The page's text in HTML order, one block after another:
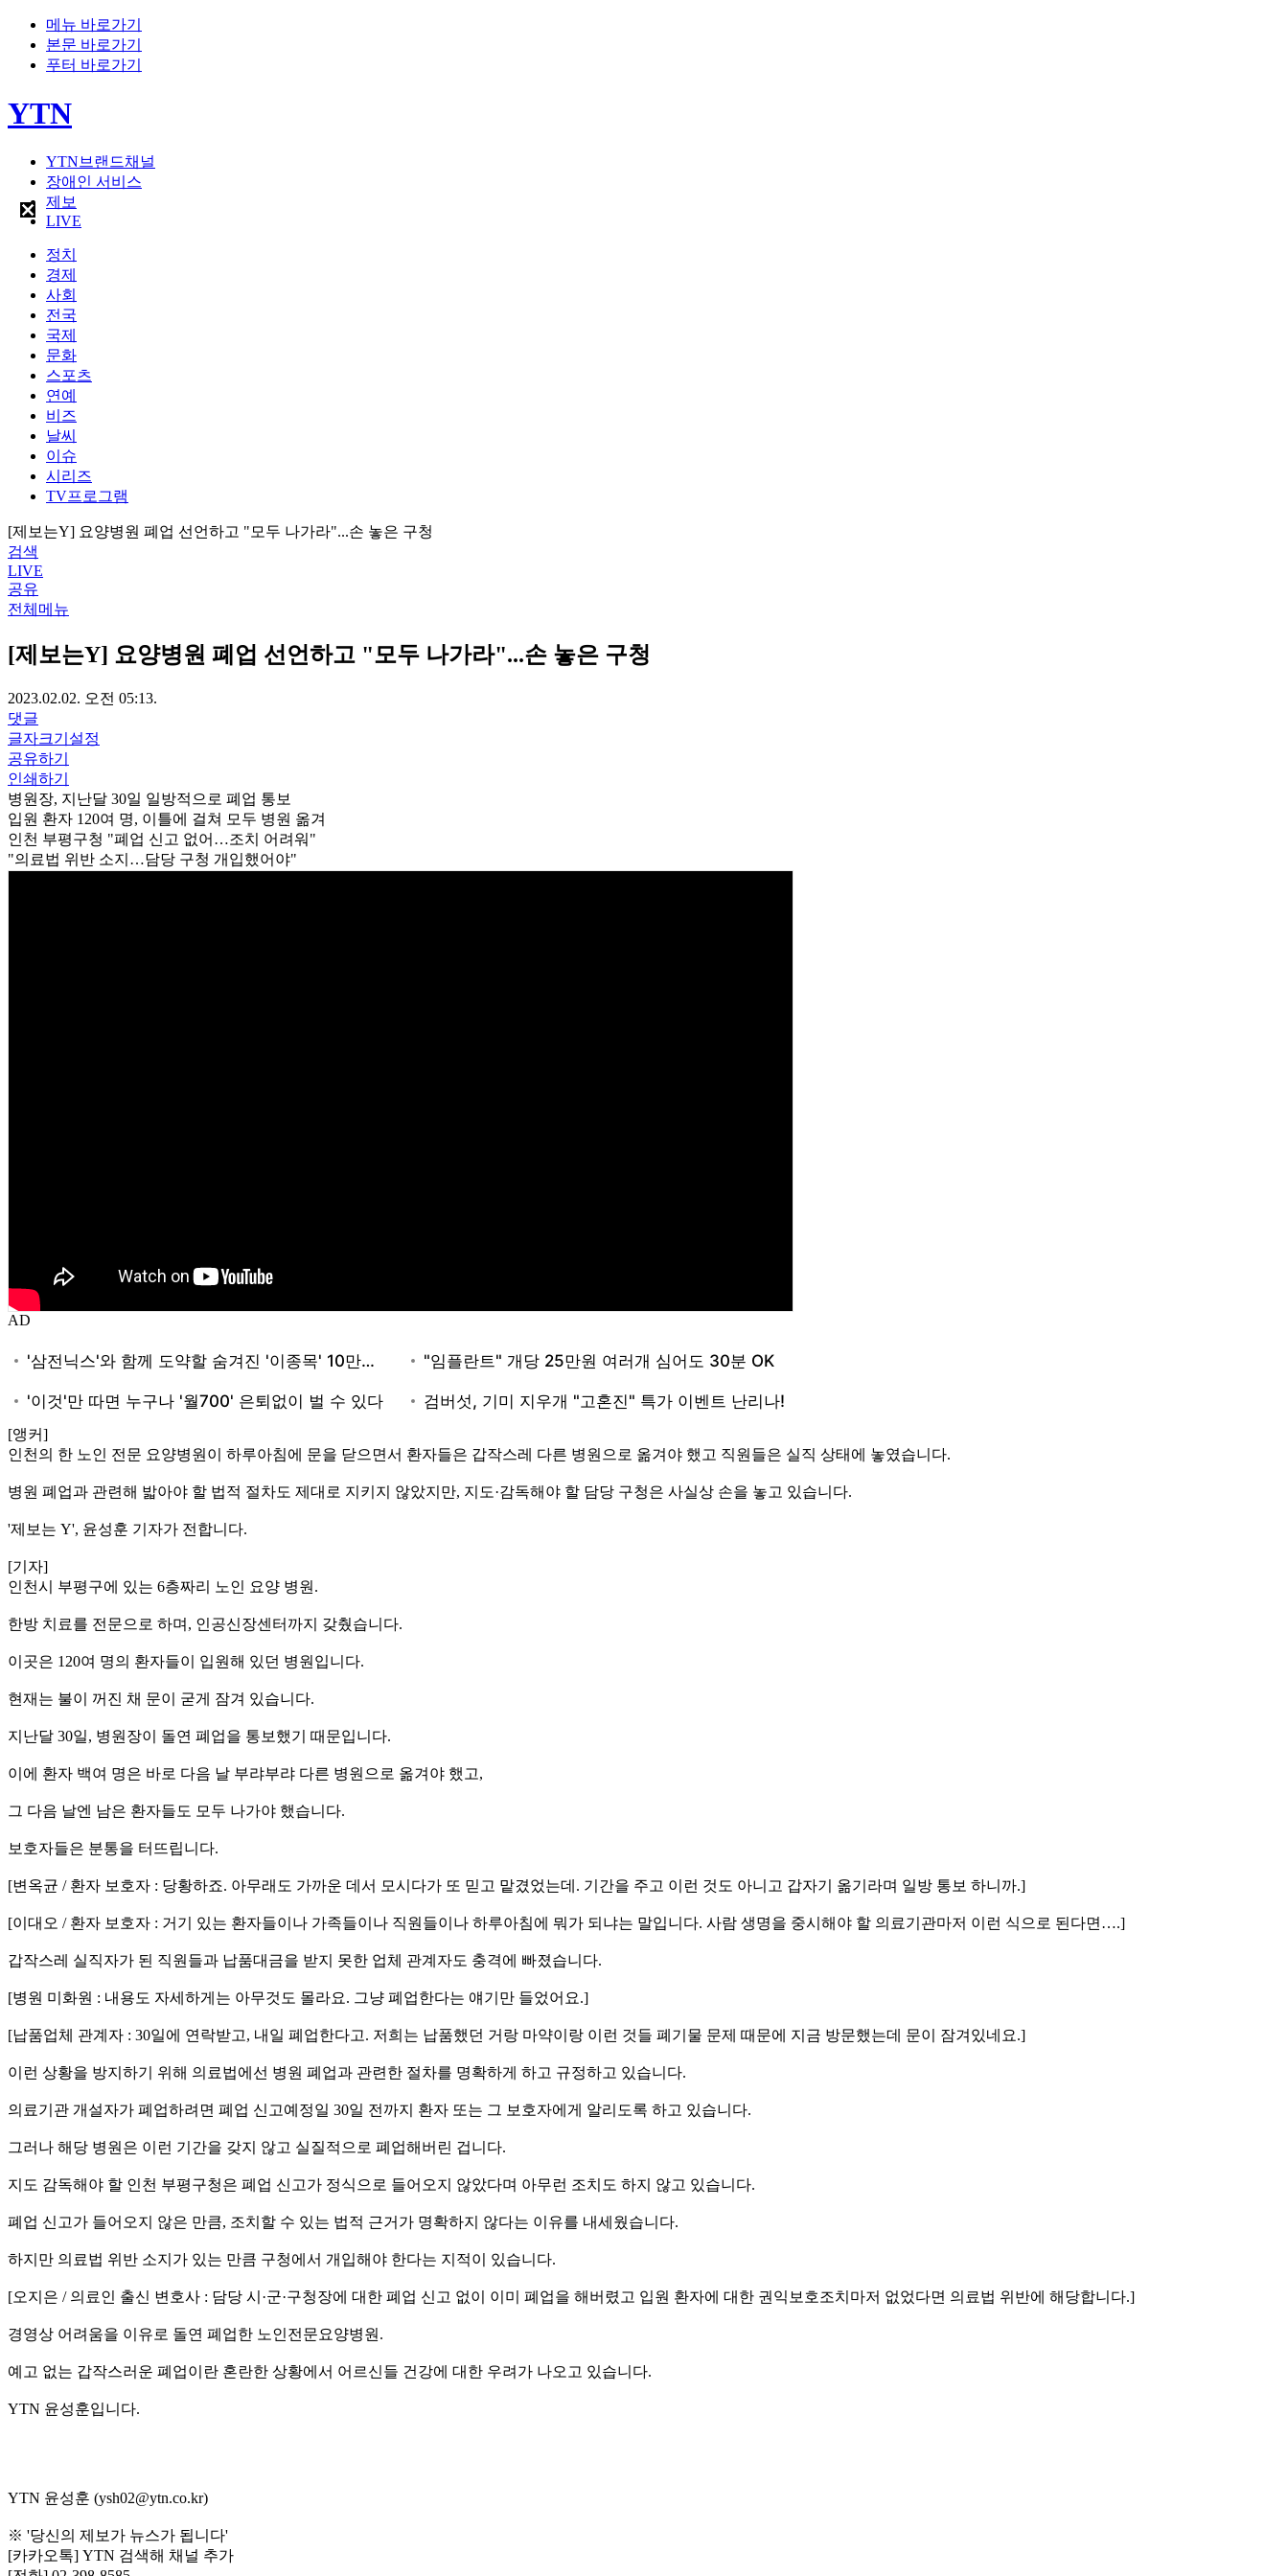
메뉴 바로가기
본문 바로가기
푸터 바로가기
YTN
YTN브랜드채널
장애인 서비스
제보
LIVE
정치
경제
사회
전국
국제
문화
스포츠
연예
비즈
날씨
이슈
시리즈
TV프로그램
[제보는Y] 요양병원 폐업 선언하고 "모두 나가라"...손 놓은 구청
검색
LIVE
공유
전체메뉴
[제보는Y] 요양병원 폐업 선언하고 "모두 나가라"...손 놓은 구청
2023.02.02. 오전 05:13.
댓글
글자크기설정
공유하기
인쇄하기
병원장, 지난달 30일 일방적으로 폐업 통보
입원 환자 120여 명, 이틀에 걸쳐 모두 병원 옮겨
인천 부평구청 "폐업 신고 없어…조치 어려워"
"의료법 위반 소지…담당 구청 개입했어야"
AD
[앵커]
인천의 한 노인 전문 요양병원이 하루아침에 문을 닫으면서 환자들은 갑작스레 다른 병원으로 옮겨야 했고 직원들은 실직 상태에 놓였습니다.
병원 폐업과 관련해 밟아야 할 법적 절차도 제대로 지키지 않았지만, 지도·감독해야 할 담당 구청은 사실상 손을 놓고 있습니다.
'제보는 Y', 윤성훈 기자가 전합니다.
[기자]
인천시 부평구에 있는 6층짜리 노인 요양 병원.
한방 치료를 전문으로 하며, 인공신장센터까지 갖췄습니다.
이곳은 120여 명의 환자들이 입원해 있던 병원입니다.
현재는 불이 꺼진 채 문이 굳게 잠겨 있습니다.
지난달 30일, 병원장이 돌연 폐업을 통보했기 때문입니다.
이에 환자 백여 명은 바로 다음 날 부랴부랴 다른 병원으로 옮겨야 했고,
그 다음 날엔 남은 환자들도 모두 나가야 했습니다.
보호자들은 분통을 터뜨립니다.
[변옥균 / 환자 보호자 : 당황하죠. 아무래도 가까운 데서 모시다가 또 믿고 맡겼었는데. 기간을 주고 이런 것도 아니고 갑자기 옮기라며 일방 통보 하니까.]
[이대오 / 환자 보호자 : 거기 있는 환자들이나 가족들이나 직원들이나 하루아침에 뭐가 되냐는 말입니다. 사람 생명을 중시해야 할 의료기관마저 이런 식으로 된다면….]
갑작스레 실직자가 된 직원들과 납품대금을 받지 못한 업체 관계자도 충격에 빠졌습니다.
[병원 미화원 : 내용도 자세하게는 아무것도 몰라요. 그냥 폐업한다는 얘기만 들었어요.]
[납품업체 관계자 : 30일에 연락받고, 내일 폐업한다고. 저희는 납품했던 거랑 마약이랑 이런 것들 폐기물 문제 때문에 지금 방문했는데 문이 잠겨있네요.]
이런 상황을 방지하기 위해 의료법에선 병원 폐업과 관련한 절차를 명확하게 하고 규정하고 있습니다.
의료기관 개설자가 폐업하려면 폐업 신고예정일 30일 전까지 환자 또는 그 보호자에게 알리도록 하고 있습니다.
그러나 해당 병원은 이런 기간을 갖지 않고 실질적으로 폐업해버린 겁니다.
지도 감독해야 할 인천 부평구청은 폐업 신고가 정식으로 들어오지 않았다며 아무런 조치도 하지 않고 있습니다.
폐업 신고가 들어오지 않은 만큼, 조치할 수 있는 법적 근거가 명확하지 않다는 이유를 내세웠습니다.
하지만 의료법 위반 소지가 있는 만큼 구청에서 개입해야 한다는 지적이 있습니다.
[오지은 / 의료인 출신 변호사 : 담당 시·군·구청장에 대한 폐업 신고 없이 이미 폐업을 해버렸고 입원 환자에 대한 권익보호조치마저 없었다면 의료법 위반에 해당합니다.]
경영상 어려움을 이유로 돌연 폐업한 노인전문요양병원.
예고 없는 갑작스러운 폐업이란 혼란한 상황에서 어르신들 건강에 대한 우려가 나오고 있습니다.
YTN 윤성훈입니다.
YTN 윤성훈 (ysh02@ytn.co.kr)
※ '당신의 제보가 뉴스가 됩니다'
[카카오톡] YTN 검색해 채널 추가